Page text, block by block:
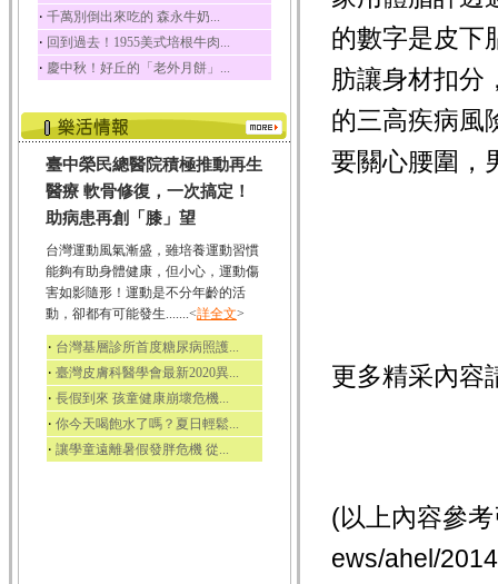
‧ 千萬別倒出來吃的 森永牛奶...
‧ 回到過去！1955美式培根牛肉...
‧ 慶中秋！好丘的「老外月餅」...
臺中榮民總醫院積極推動再生
醫療 軟骨修復，一次搞定！
助病患再創「膝」望
台灣運動風氣漸盛，雖培養運動習慣
能夠有助身體健康，但小心，運動傷
害如影隨形！運動是不分年齡的活
動，卻都有可能發生.......<詳全文>
‧ 台灣基層診所首度糖尿病照護...
‧ 臺灣皮膚科醫學會最新2020異...
‧ 長假到來 孩童健康崩壞危機...
‧ 你今天喝飽水了嗎？夏日輕鬆...
‧ 讓學童遠離暑假發胖危機 從...
的數字是皮下
肪讓身材扣分
的三高疾病風
要關心腰圍，
更多精采內容
(以上內容參
ews/ahel/